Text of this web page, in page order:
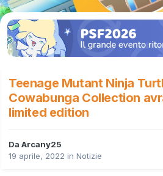
Teenage Mutant Ninja
Cowabunga Collection
limited edition
Da Arcany25
19 aprile, 2022 in Notizie